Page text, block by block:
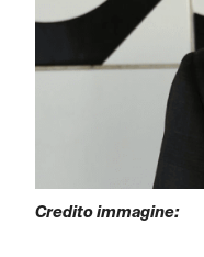
Credito immagine: